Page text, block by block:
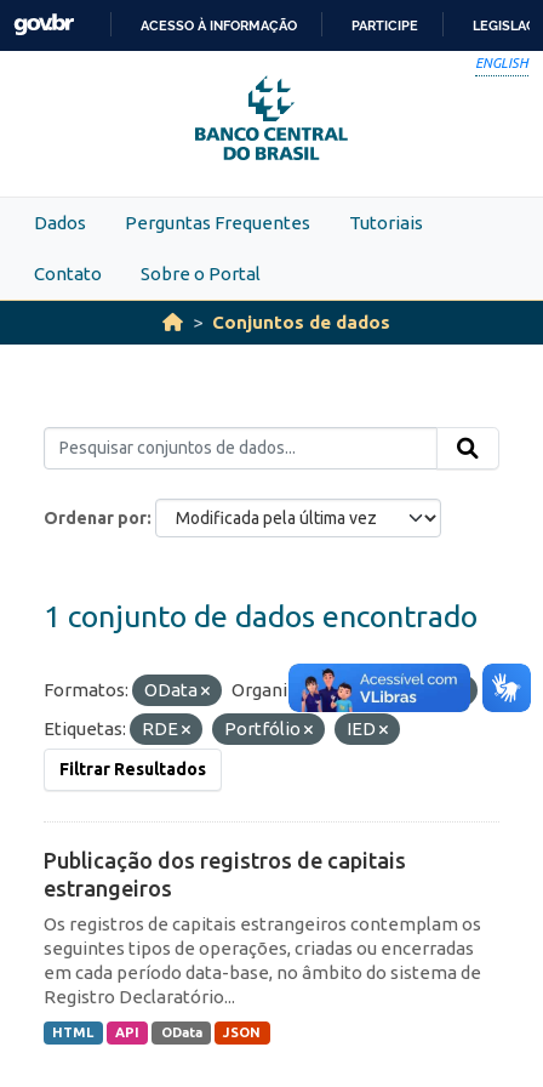
Skip to main content
PARA
O
CONTEÚDO
ACESSO À INFORMAÇÃO PARTICIPE
ENGLISH
Dados Perguntas Frequentes Tutoriais
Contato Sobre o Portal
Conjuntos de dados
Ordenar por
1 conjunto de dados encontrado
Formatos: OData Organizações:
BCB/Dstat
Etiquetas:
RDE Portfólio IED
Filtrar Resultados
Publicação dos registros de capitais
estrangeiros
Os registros de capitais estrangeiros contemplam os
seguintes tipos de operações, criadas ou encerradas
em cada período data-base, no âmbito do sistema de
Registro Declaratório...
HTML API OData JSON